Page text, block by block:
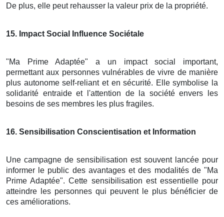
De plus, elle peut rehausser la valeur prix de la propriété.
15. Impact Social Influence Sociétale
"Ma Prime Adaptée" a un impact social important,
permettant aux personnes vulnérables de vivre de manière
plus autonome self-reliant et en sécurité. Elle symbolise la
solidarité entraide et l'attention de la société envers les
besoins de ses membres les plus fragiles.
16. Sensibilisation Conscientisation et Information
Une campagne de sensibilisation est souvent lancée pour
informer le public des avantages et des modalités de "Ma
Prime Adaptée". Cette sensibilisation est essentielle pour
atteindre les personnes qui peuvent le plus bénéficier de
ces améliorations.